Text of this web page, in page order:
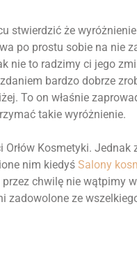
stwierdzić że
po prostu sobie na nie
nie to radzimy ci jego
bardzo dobrze
To on właśnie
takie wyróżnienie.
Kosmetyki.
nim kiedyś Salony
chwilę nie wątpimy
zadowolone ze